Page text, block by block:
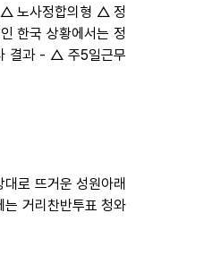
△ 노사정합의형 △ 정
한국 상황에서는 정
결과 - △ 주5일근무
로 뜨거운 성원아래
거리찬반투표 청와